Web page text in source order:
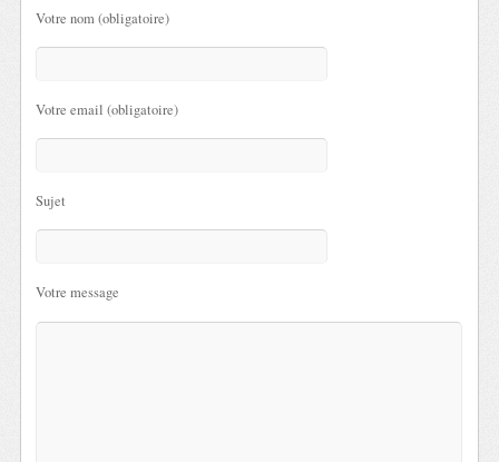
Votre nom (obligatoire)
Votre email (obligatoire)
Sujet
Votre message